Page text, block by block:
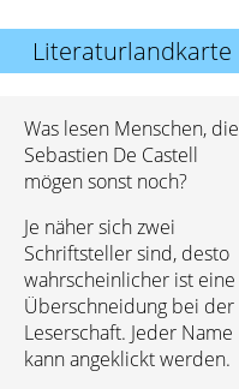
Literaturlandkarte
Was lesen Menschen, die
Sebastien De Castell
mögen sonst noch?
Je näher sich zwei
Schriftsteller sind, desto
wahrscheinlicher ist eine
Überschneidung bei der
Leserschaft. Jeder Name
kann angeklickt werden.